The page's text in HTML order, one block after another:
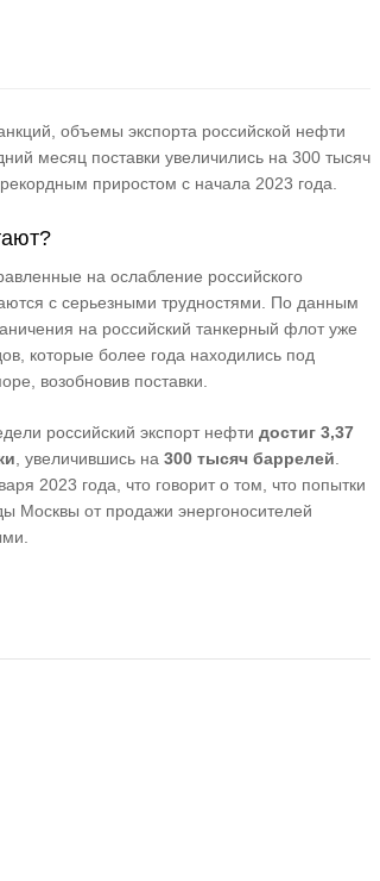
объемы экспорта российской нефти
месяц поставки увеличились на 300 тысяч
приростом с начала 2023 года.
на ослабление российского
с серьезными трудностями. По данным
на российский танкерный флот уже
которые более года находились под
возобновив поставки.
российский экспорт нефти достиг 3,37
, увеличившись на 300 тысяч баррелей
2023 года, что говорит о том, что попытки
Москвы от продажи энергоносителей